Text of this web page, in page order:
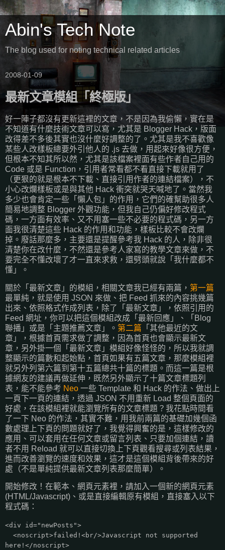
Abin's Tech Note
The blog used for noting technical related articles
2008-01-09
最新文章模組「終極版」
好一陣子都沒有更新這裡的文章，不是因為我偷懶，實在是
不知道有什麼技術文章可以寫，尤其是 Blogger Hack，版面
改得差不多後其實也沒什麼好調整的了。尤其是我不喜歡像
某些人改樣板總要外引他人的 .js 去做，用起來好像很方便，
但根本不知其所以然，尤其是該檔案裡面有些作者自己用的
Code 或是 Function，引用者常看都不看直接下載就用了
（更狠的就是根本不下載、直接引用作者的連結檔案），不
小心改爛樣板或是與其他 Hack 衝突就哭天喊地了。當然我
多少也會肯定一些「懶人包」的作用，它們的確幫助很多人
簡易地調整 Blogger 外觀功能，但我自己仍偏好修改程式
碼，一方面有效率、又不用塞一些不必要的程式碼，另一方
面我很清楚這些 Hack 的作用和功能，樣板比較不會改爛
掉。廢話那麼多，主要還是提醒參考我 Hack 的人，除非很
清楚你在改什麼，不然還是參考人家寫的教學文章來做，不
要完全不懂改壞了才一直來求救，還劈頭就說「我什麼都不
懂」。
關於「最新文章」的模組，相關文章我已經有兩篇， 第一篇
最單純，就是使用 JSON 來做、把 Feed 抓來的內容挑幾篇
出來、依照格式作成列表，除了「最新文章」，依照引用的
Feed 網址，你可以把這個模組改成「最新回應」、「Blog
聯播」或是「主題推薦文章」。 第二篇 「其他最近的文
章」，根據首頁需求做了調整，因為首頁也會顯示最新文
章，另外掛一個「最新文章」模組好像怪怪的，所以我就調
整顯示的篇數和起始點，首頁如果有五篇文章，那麼模組裡
就另外列第六篇到第十五篇總共十篇的標題。而這一篇是根
據網友的建議再做延伸，既然另外顯示了十篇文章標題列
表，能不能參考 Neo 一些 Template 和 Hack 的作法、做出上
一頁下一頁的連結，透過 JSON 不用重新 Load 整個頁面的
好處，在該模組裡就能瀏覽所有的文章標題？我花點時間看
了一下 Neo 的作法，其實不難，用我前兩篇的基礎加幾個函
數處理上下頁的問題就好了，我覺得興奮的是，這樣修改的
應用、可以套用在任何文章或留言列表、只要加個連結，讀
者不用 Reload 就可以直接切換上下頁觀看搜尋或列表結果，
進而改善瀏覽的速度和效果，這才是這個模組背後帶來的好
處（不是單純提供最新文章列表那麼簡單）。
開始修改！在範本、網頁元素裡，請加入一個新的網頁元素
(HTML/Javascript)、或是直接編輯原有模組，直接塞入以下
程式碼：
<div id="newPosts">
<noscript>failed!<br/>Javascript not supported
here!</noscript>